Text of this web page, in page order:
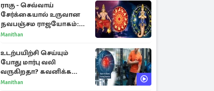
ராகு - செவ்வாய்
சேர்க்கையால் உருவான
நவபஞ்சம ராஜயோகம்:
அதிர்ஷ்டம் பெறும் 3
Manithan
உடற்பயிற்சி செய்யும்
போது மார்பு வலி
வருகிறதா? கவனிக்க
வேண்டிய எச்சரிக்கை
Manithan